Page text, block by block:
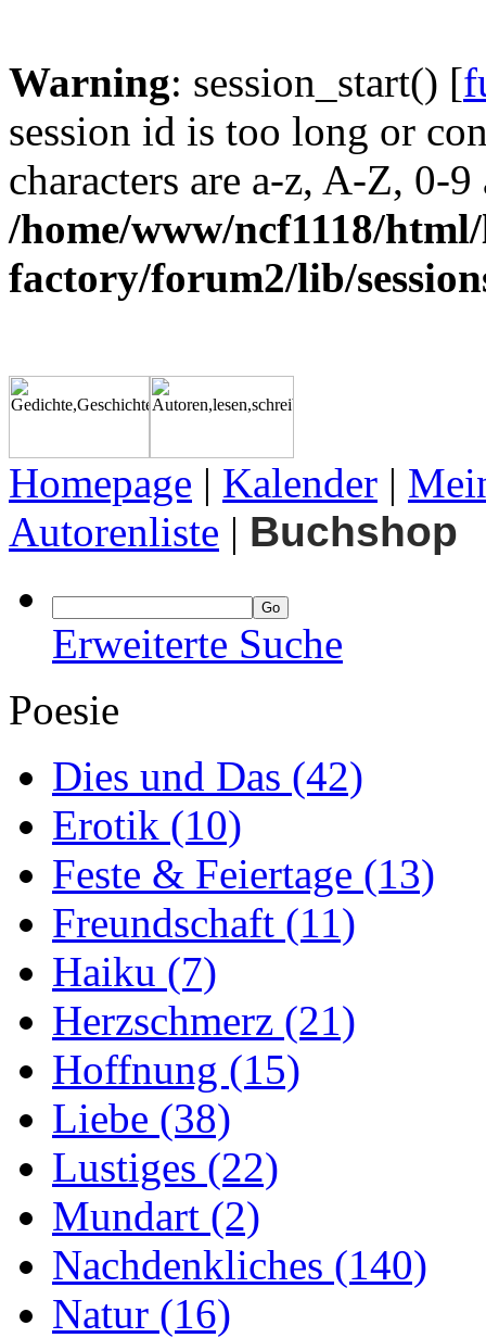
Warning: session_start() [
session id is too long or
characters are a-z, A-Z, 0-
/home/www/ncf1118/
factory/forum2/lib/
Homepage | Kalender |
Autorenliste | Buchshop
Erweiterte Suche
Poesie
Dies und Das (42)
Erotik (10)
Feste & Feiertage (13)
Freundschaft (11)
Haiku (7)
Herzschmerz (21)
Hoffnung (15)
Liebe (38)
Lustiges (22)
Mundart (2)
Nachdenkliches (140)
Natur (16)